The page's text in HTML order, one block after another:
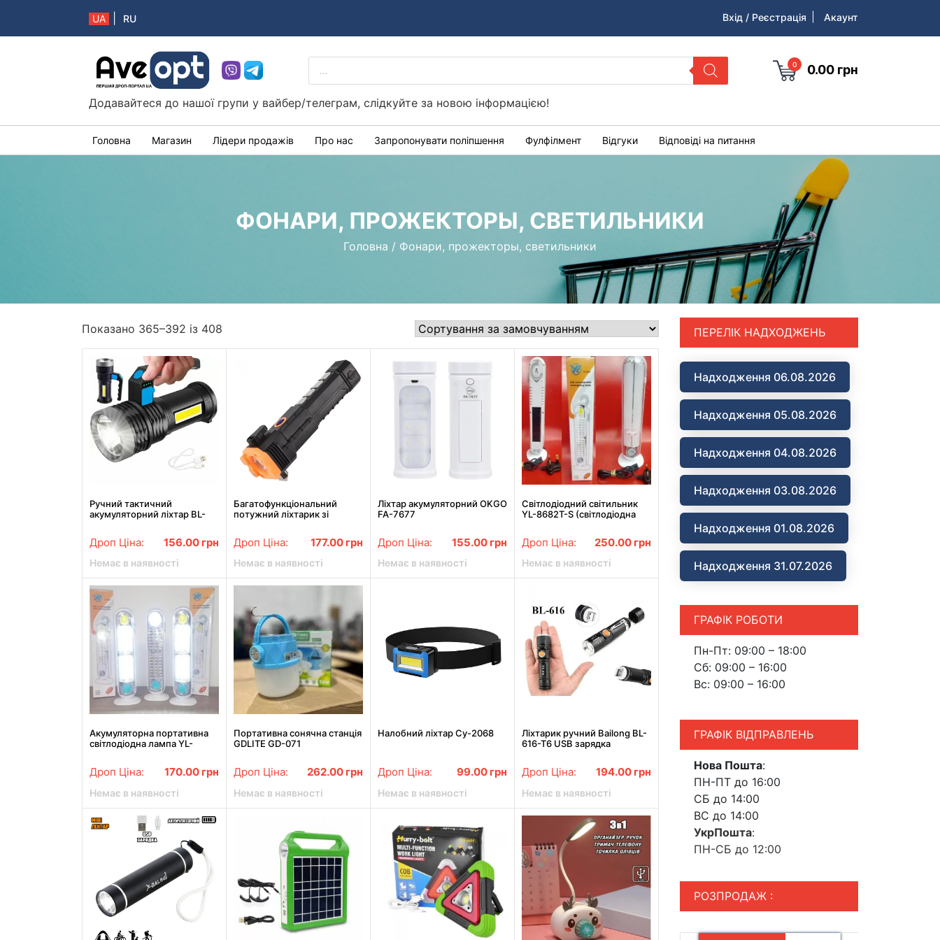
UA RU Вхід / Реєстрація Акаунт
Aveopt – оптова дропшипінг платформа в Україні
PRODUCTS
SEARCH
0 0.00 грн
Додавайтеся до нашої групи у вайбер/телеграм, слідкуйте за новою інформацією!
Головна Магазин Лідери продажів Про нас Запропонувати поліпшення Фулфілмент Відгуки Відповіді на питання
ФОНАРИ, ПРОЖЕКТОРЫ, СВЕТИЛЬНИКИ
Головна / Фонари, прожекторы, светильники
Показано 365–392 із 408
Ручний тактичний
акумуляторний ліхтар BL-
Дроп Ціна: 156.00 грн
Немає в наявності
Багатофункціональний
потужний ліхтарик зі
Дроп Ціна: 177.00 грн
Немає в наявності
Ліхтар акумуляторний OKGO
FA-7677
Дроп Ціна: 155.00 грн
Немає в наявності
Світлодіодний світильник
YL-8682T-S (світлодіодна
пристроєм
Дроп Ціна: 250.00 грн
Немає в наявності
Акумуляторна портативна
світлодіодна лампа YL-
Дроп Ціна: 170.00 грн
Немає в наявності
Портативна сонячна станція
GDLITE GD-071
Дроп Ціна: 262.00 грн
Немає в наявності
Налобний ліхтар Cy-2068
Дроп Ціна: 99.00 грн
Немає в наявності
Ліхтарик ручний Bailong BL-
616-T6 USB зарядка
Дроп Ціна: 194.00 грн
Немає в наявності
ПЕРЕЛІК НАДХОДЖЕНЬ
Надходження 06.08.2026
Надходження 05.08.2026
Надходження 04.08.2026
Надходження 03.08.2026
Надходження 01.08.2026
Надходження 31.07.2026
ГРАФІК РОБОТИ
Пн-Пт: 09:00 – 18:00
Сб: 09:00 – 16:00
Вс: 09:00 – 16:00
ГРАФІК ВІДПРАВЛЕНЬ
Нова Пошта:
ПН-ПТ до 16:00
СБ до 14:00
ВС до 14:00
УкрПошта:
ПН-СБ до 12:00
РОЗПРОДАЖ :